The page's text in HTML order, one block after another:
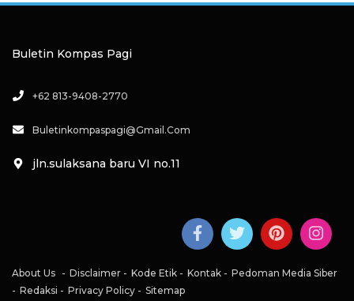
Buletin Kompas Pagi
+62 813-9408-2770
Buletinkompaspagi@gmail.com
jln.sulaksana baru VI no.11
About Us Disclaimer Kode Etik Kontak
Pedoman Media Siber
Redaksi
Privacy Policy Sitemap